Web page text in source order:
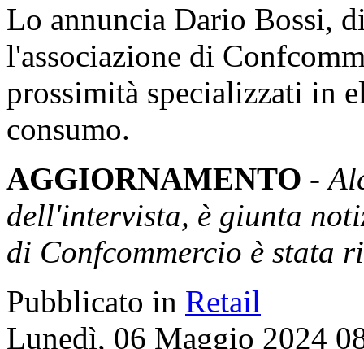
Lo annuncia Dario Bossi,
l'associazione di
prossimità specializzati in
consumo.
AGGIORNAMENTO -
dell'intervista, è giunta
di Confcommercio è stata
Pubblicato in Retail
Lunedì, 06 Maggio 2024